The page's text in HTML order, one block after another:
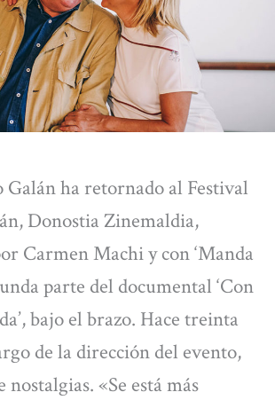
Galán ha retornado al Festival
Donostia Zinemaldia,
Carmen Machi y con ‘Manda
parte del documental ‘Con
bajo el brazo. Hace treinta
de la dirección del evento,
nostalgias. «Se está más